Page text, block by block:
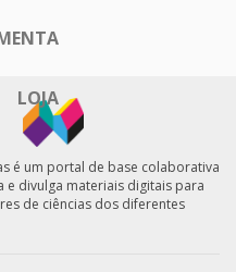
LOJA
é um portal de base colaborativa
e divulga materiais digitais para
de ciências dos diferentes